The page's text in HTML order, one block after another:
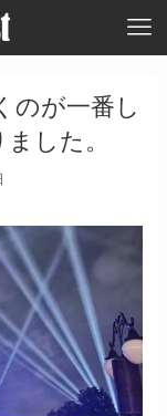
のが一番し
した。